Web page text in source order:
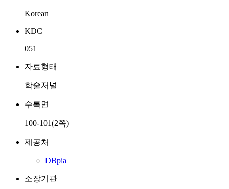
Korean
KDC
051
자료형태
학술저널
수록면
100-101(2쪽)
제공처
DBpia
소장기관